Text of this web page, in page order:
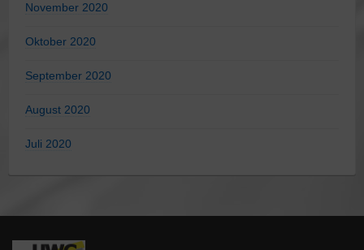
November 2020
Oktober 2020
September 2020
August 2020
Juli 2020